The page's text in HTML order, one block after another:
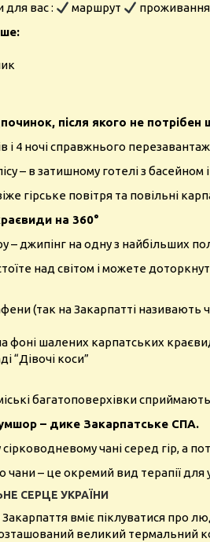
вас : маршрут проживання
після якого не
і 4 ночі справжнього
– в затишному готелі з басейном
гірське повітря та повільні
на 360°
– джипінг на одну з найбільших
над світом і можете
(так на Закарпатті
фоні шалених карпатських
“Дівочі коси”
багатоповерхівки
– дике Закарпатське СПА.
чані серед гір, а
– це окремий вид терапії для
СЕРЦЕ УКРАЇНИ
вміє піклуватися про
великий термальний